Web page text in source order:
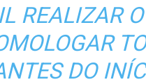
REALIZAR
DO